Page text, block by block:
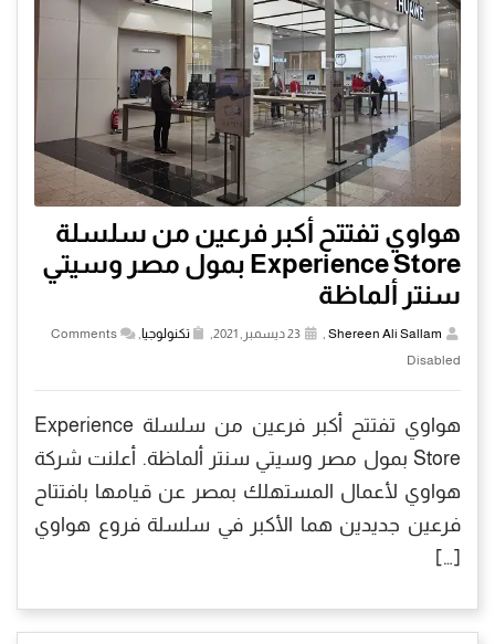
هواوي تفتتح أكبر فرعين من سلسلة
Experience Store بمول مصر وسيتي
سنتر ألماظة
Shereen Ali Sallam
, تكنولوجيا,
Comments
Disabled
هواوي تفتتح أكبر فرعين من سلسلة Experience
Store بمول مصر وسيتي سنتر ألماظة. أعلنت شركة
هواوي لأعمال المستهلك بمصر عن قيامها بافتتاح
فرعين جديدين هما الأكبر في سلسلة فروع هواوي
[…]